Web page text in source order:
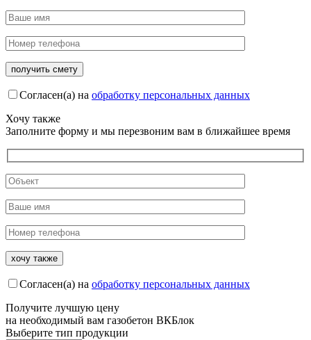
Согласен(а) на обработку персональных данных
Хочу также
Заполните форму и мы перезвоним вам в ближайшее время
Согласен(а) на обработку персональных данных
Получите лучшую цену
на необходимый вам газобетон ВКБлок
Выберите тип продукции